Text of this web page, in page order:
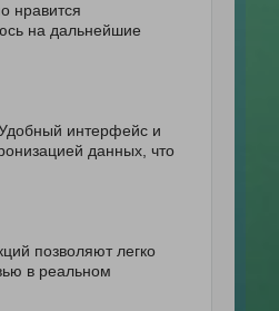
нравится
на дальнейшие
интерфейс и
данных, что
позволяют легко
в реальном